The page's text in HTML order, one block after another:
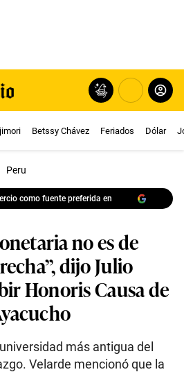
Betssy Chávez Feriados Dólar
Peru
como fuente preferida en
no es de
dijo Julio
Honoris Causa de
más antigua del
Velarde mencionó que la